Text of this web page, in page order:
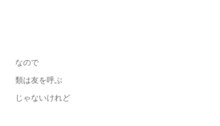
なので
類は友を呼ぶ
じゃないけれど